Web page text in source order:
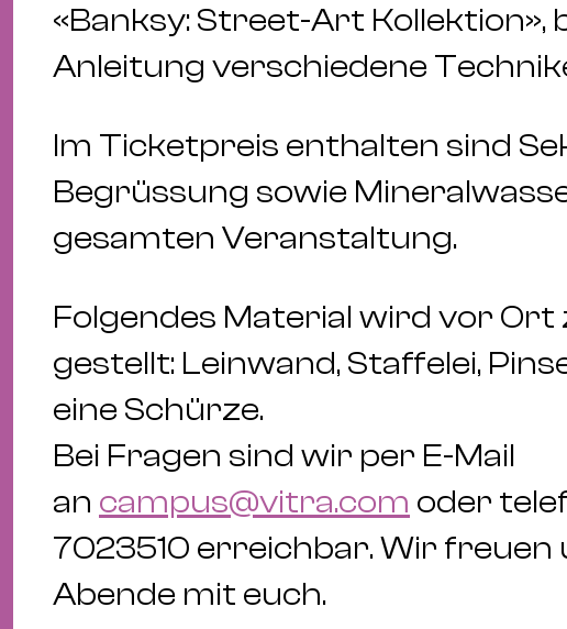
«Banksy: Street-Art Kollektion»,
Anleitung verschiedene
Im Ticketpreis enthalten sind
Begrüssung sowie
gesamten Veranstaltung.
Folgendes Material wird vor
gestellt: Leinwand, Staffelei,
eine Schürze.
Bei Fragen sind wir per E-Mail
an campus@vitra.com oder
7023510 erreichbar. Wir freuen
Abende mit euch.